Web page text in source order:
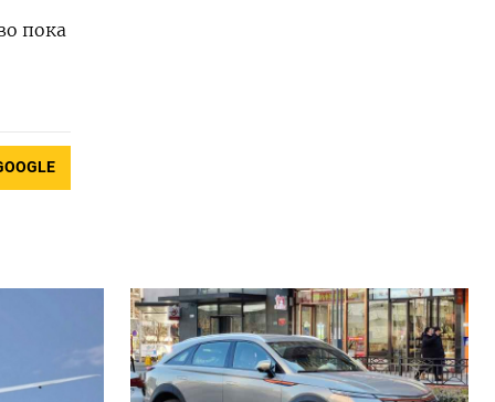
пока